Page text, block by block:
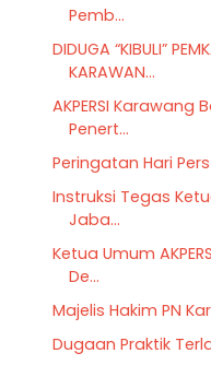
Pemb...
DIDUGA “KIBULI”
KARAWAN...
AKPERSI
Penert...
Peringatan Hari Pers
Instruksi Tegas
Jaba...
Ketua Umum
De...
Majelis Hakim PN
Dugaan Praktik